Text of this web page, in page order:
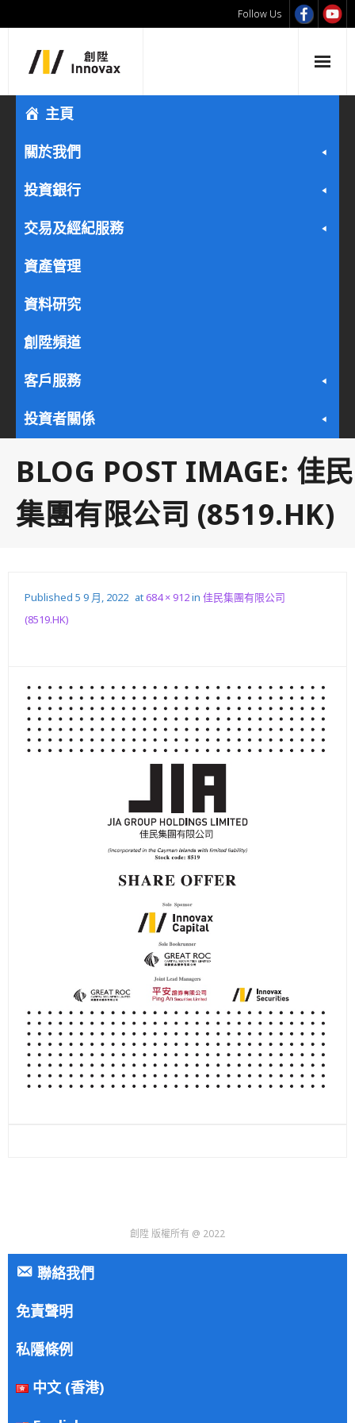
Follow Us
主頁
關於我們
投資銀行
交易及經紀服務
資產管理
資料研究
創陞頻道
客戶服務
投資者關係
BLOG POST IMAGE: 佳民
集團有限公司 (8519.HK)
Published 5 9 月, 2022 at684 × 912in 佳民集團有限公司
(8519.HK)
創陞 版權所有 @ 2022
聯絡我們
免責聲明
私隱條例
中文 (香港)